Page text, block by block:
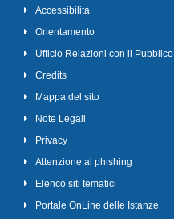
Accessibilità
Orientamento
Ufficio Relazioni con il Pubblico
Credits
Mappa del sito
Note Legali
Privacy
Attenzione al phishing
Elenco siti tematici
Portale OnLine delle Istanze